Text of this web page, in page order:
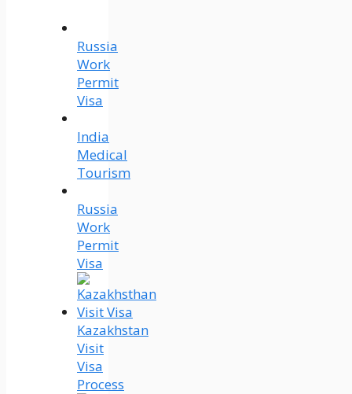
Russia
Work
Permit
Visa
India
Medical
Tourism
Russia
Work
Permit
Visa
Kazakhstan
Visit
Visa
Process